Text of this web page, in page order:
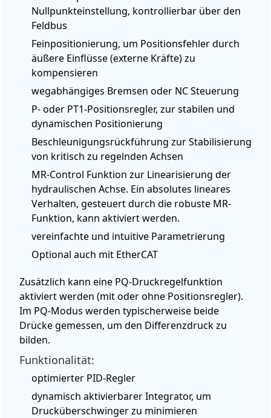
Nullpunkteinstellung, kontrollierbar über den
Feldbus
Feinpositionierung, um Positionsfehler durch
äußere Einflüsse (externe Kräfte) zu
kompensieren
wegabhängiges Bremsen oder NC Steuerung
P- oder PT1-Positionsregler, zur stabilen und
dynamischen Positionierung
Beschleunigungsrückführung zur Stabilisierung
von kritisch zu regelnden Achsen
MR-Control Funktion zur Linearisierung der
hydraulischen Achse. Ein absolutes lineares
Verhalten, gesteuert durch die robuste MR-
Funktion, kann aktiviert werden.
vereinfachte und intuitive Parametrierung
Optional auch mit EtherCAT
Zusätzlich kann eine PQ-Druckregelfunktion
aktiviert werden (mit oder ohne Positionsregler).
Im PQ-Modus werden typischerweise beide
Drücke gemessen, um den Differenzdruck zu
bilden.
Funktionalität:
optimierter PID-Regler
dynamisch aktivierbarer Integrator, um
Drucküberschwinger zu minimieren